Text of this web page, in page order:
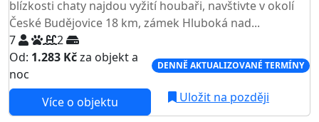
blízkosti chaty najdou vyžití houbaři, navštivte v okolí
České Budějovice 18 km, zámek Hluboká nad...
7
2
Od: 1.283 Kčza objekt a
noc
DENNĚ AKTUALIZOVANÉ TERMÍNY
Více o objektu Uložit na později